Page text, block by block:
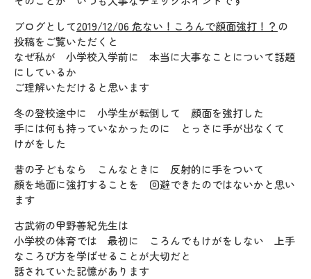
ブログとして2019/12/06 危ない！ころんで顔面強打！？ の
投稿をご覧いただくと
なぜ私が 小学校入学前に 本当に大事なことについて話題
にしているか
ご理解いただけると思います
冬の登校途中に 小学生が転倒して 顔面を強打した
手には何も持っていなかったのに とっさに手が出なくて
けがをした
昔の子どもなら こんなときに 反射的に手をついて
顔を地面に強打することを 回避できたのではないかと思い
ます
古武術の甲野善紀先生は
小学校の体育では 最初に ころんでもけがをしない 上手
なころび方を学ばせることが大切だと
話されていた記憶があります